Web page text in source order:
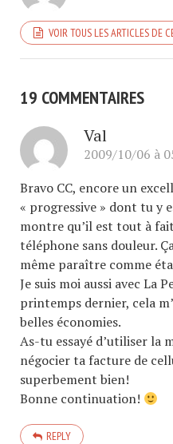
VOIR TOUS LES ARTICLES DE
19 COMMENTAIRES
Val
2009/10/06 à
Bravo CC, encore un
« progressive » dont tu y
montre qu’il est tout à
téléphone sans douleur.
même paraître comme
Je suis moi aussi avec La
printemps dernier, cela
belles économies.
As-tu essayé d’utiliser la
négocier ta facture de
superbement bien!
Bonne continuation!
REPLY